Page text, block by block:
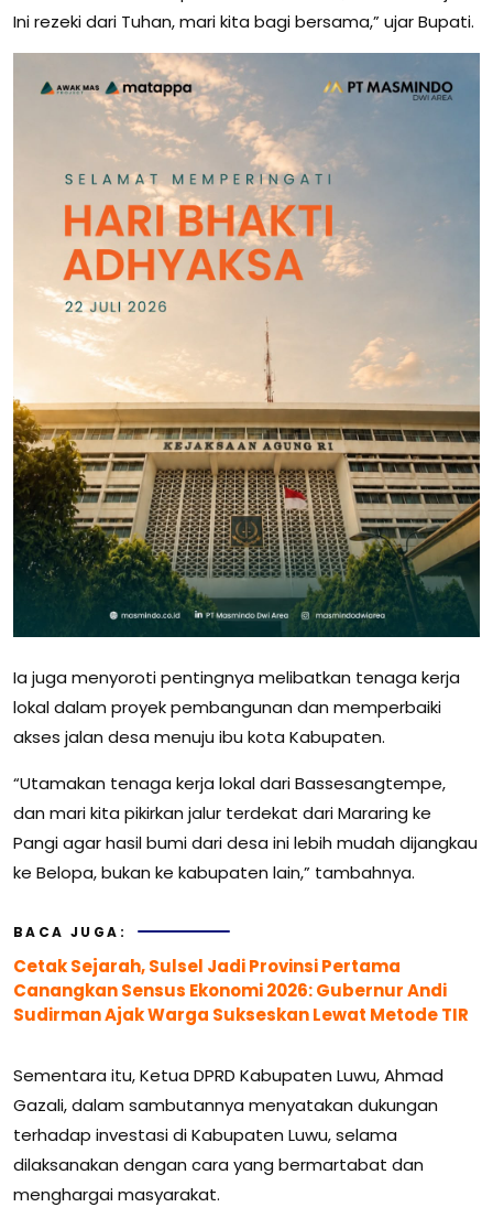
Ini rezeki dari Tuhan, mari kita bagi bersama,” ujar Bupati.
Ia juga menyoroti pentingnya melibatkan tenaga kerja
lokal dalam proyek pembangunan dan memperbaiki
akses jalan desa menuju ibu kota Kabupaten.
“Utamakan tenaga kerja lokal dari Bassesangtempe,
dan mari kita pikirkan jalur terdekat dari Mararing ke
Pangi agar hasil bumi dari desa ini lebih mudah dijangkau
ke Belopa, bukan ke kabupaten lain,” tambahnya.
BACA JUGA:
Cetak Sejarah, Sulsel Jadi Provinsi Pertama
Canangkan Sensus Ekonomi 2026: Gubernur Andi
Sudirman Ajak Warga Sukseskan Lewat Metode TIR
Sementara itu, Ketua DPRD Kabupaten Luwu, Ahmad
Gazali, dalam sambutannya menyatakan dukungan
terhadap investasi di Kabupaten Luwu, selama
dilaksanakan dengan cara yang bermartabat dan
menghargai masyarakat.